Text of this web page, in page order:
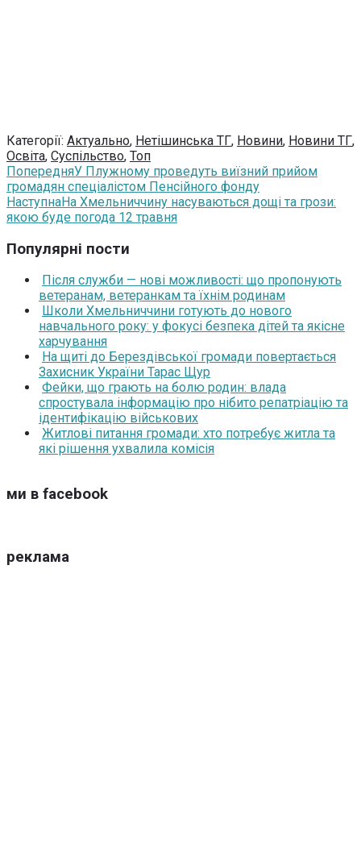
Категорії: Актуально, Нетішинська ТГ, Новини, Новини ТГ,
Освіта, Суспільство, Топ
ПопередняУ Плужному проведуть виїзний прийом
громадян спеціалістом Пенсійного фонду
НаступнаНа Хмельниччину насуваються дощі та грози:
якою буде погода 12 травня
Популярні пости
Після служби — нові можливості: що пропонують
ветеранам, ветеранкам та їхнім родинам
Школи Хмельниччини готують до нового
навчального року: у фокусі безпека дітей та якісне
харчування
На щиті до Берездівської громади повертається
Захисник України Тарас Щур
Фейки, що грають на болю родин: влада
спростувала інформацію про нібито репатріацію та
ідентифікацію військових
Житлові питання громади: хто потребує житла та
які рішення ухвалила комісія
ми в facebook
реклама